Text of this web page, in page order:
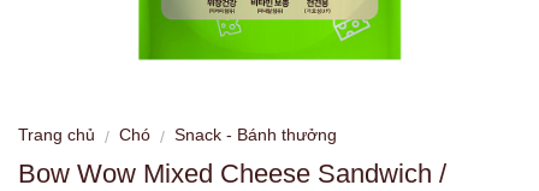
Trang chủ / Chó / Snack - Bánh thưởng
Bow Wow Mixed Cheese Sandwich /